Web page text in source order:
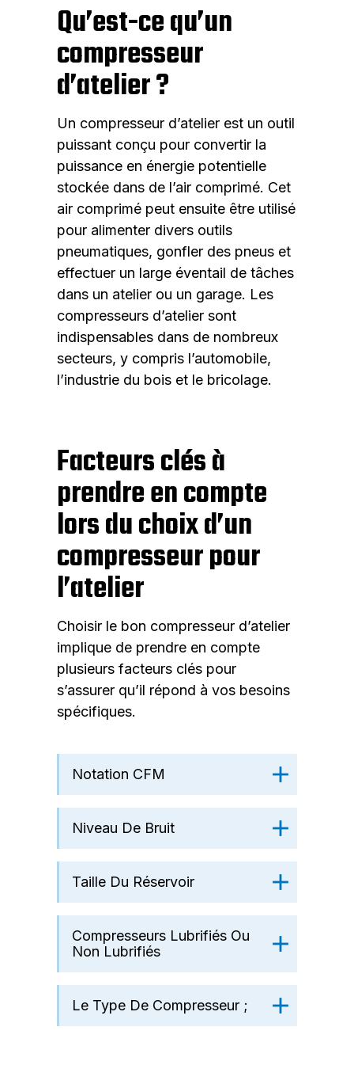
Qu’est-ce qu’un
compresseur
d’atelier ?
Un compresseur d’atelier est un outil
puissant conçu pour convertir la
puissance en énergie potentielle
stockée dans de l’air comprimé. Cet
air comprimé peut ensuite être utilisé
pour alimenter divers outils
pneumatiques, gonfler des pneus et
effectuer un large éventail de tâches
dans un atelier ou un garage. Les
compresseurs d’atelier sont
indispensables dans de nombreux
secteurs, y compris l’automobile,
l’industrie du bois et le bricolage.
Facteurs clés à
prendre en compte
lors du choix d’un
compresseur pour
l’atelier
Choisir le bon compresseur d’atelier
implique de prendre en compte
plusieurs facteurs clés pour
s’assurer qu’il répond à vos besoins
spécifiques.
Notation CFM
Niveau De Bruit
Taille Du Réservoir
Compresseurs Lubrifiés Ou
Non Lubrifiés
Le Type De Compresseur ;